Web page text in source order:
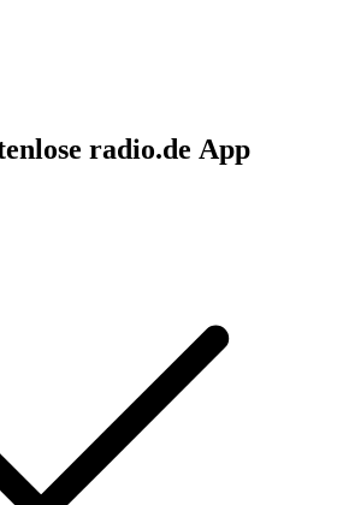
radio.de App